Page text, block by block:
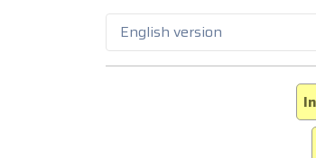
English version